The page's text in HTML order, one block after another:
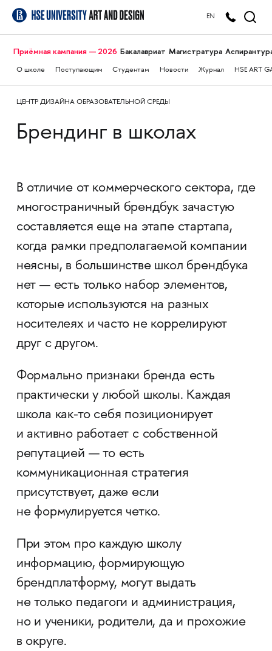
EN
Приёмная кампания — 2026 Бакалавриат Магистратура
О школе Поступающим Студентам Новости Журнал HSE ART
ЦЕНТР ДИЗАЙНА ОБРАЗОВАТЕЛЬНОЙ СРЕДЫ
Брендинг в школах
В отличие от коммерческого сектора, где
многостраничный брендбук зачастую
составляется еще на этапе стартапа,
когда рамки предполагаемой компании
неясны, в большинстве школ брендбука
нет — есть только набор элементов,
которые используются на разных
носителеях и часто не коррелируют
друг с другом.
Формально признаки бренда есть
практически у любой школы. Каждая
школа как-то себя позиционирует
и активно работает с собственной
репутацией — то есть
коммуникационная стратегия
присутствует, даже если
не формулируется четко.
При этом про каждую школу
информацию, формирующую
брендплатформу, могут выдать
не только педагоги и администрация,
но и ученики, родители, да и прохожие
в округе.